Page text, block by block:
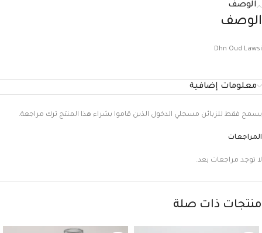
الوصف
الوصف
Dhn Oud Lawsi
معلومات إضافية
المراجعات
لا توجد مراجعات بعد.
يسمح فقط للزبائن مسجلي الدخول الذين قاموا بشراء هذا المنتج ترك مراجعة.
منتجات ذات صلة